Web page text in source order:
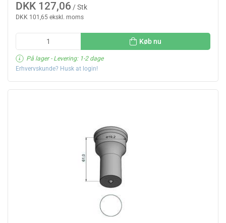
DKK 127,06 / Stk
DKK 101,65 ekskl. moms
Køb nu
På lager- Levering: 1-2 dage
Erhvervskunde? Husk at login!